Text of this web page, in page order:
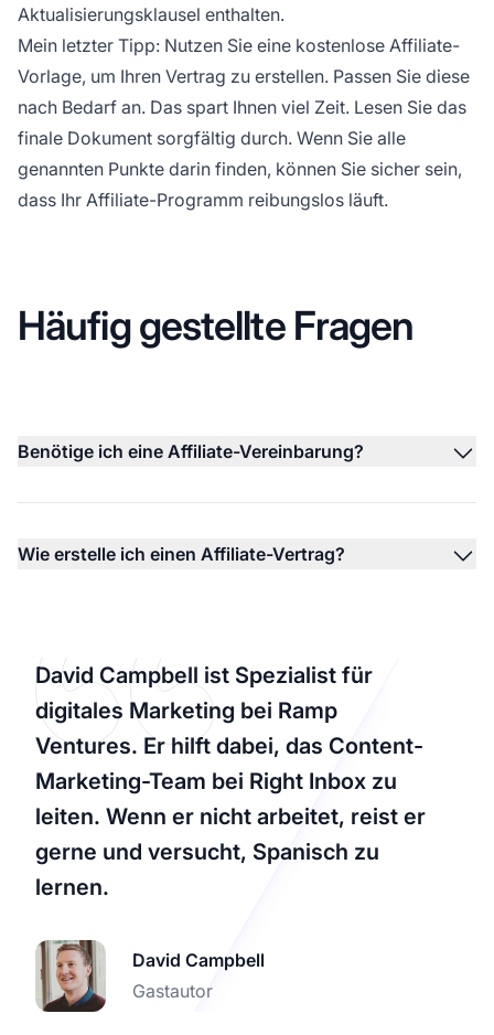
Aktualisierungsklausel enthalten.
Mein letzter Tipp: Nutzen Sie eine kostenlose Affiliate-
Vorlage, um Ihren Vertrag zu erstellen. Passen Sie diese
nach Bedarf an. Das spart Ihnen viel Zeit. Lesen Sie das
finale Dokument sorgfältig durch. Wenn Sie alle
genannten Punkte darin finden, können Sie sicher sein,
dass Ihr Affiliate-Programm reibungslos läuft.
Häufig gestellte Fragen
Benötige ich eine Affiliate-Vereinbarung?
Wie erstelle ich einen Affiliate-Vertrag?
David Campbell ist Spezialist für
digitales Marketing bei Ramp
Ventures. Er hilft dabei, das Content-
Marketing-Team bei Right Inbox zu
leiten. Wenn er nicht arbeitet, reist er
gerne und versucht, Spanisch zu
lernen.
David Campbell
Gastautor